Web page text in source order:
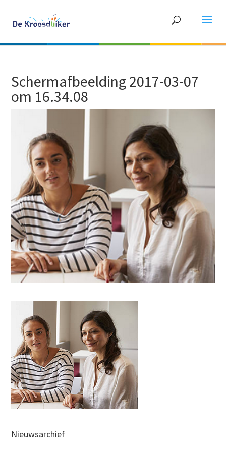
Schermafbeelding 2017-03-07
om 16.34.08
Nieuwsarchief